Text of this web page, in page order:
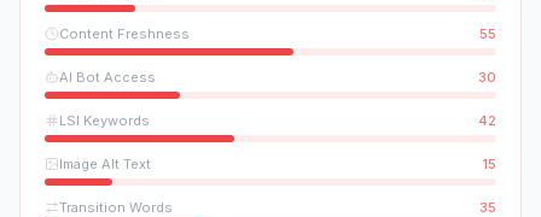
Content Freshness 55
AI Bot Access 30
LSI Keywords 42
Image Alt Text 15
Transition Words 35